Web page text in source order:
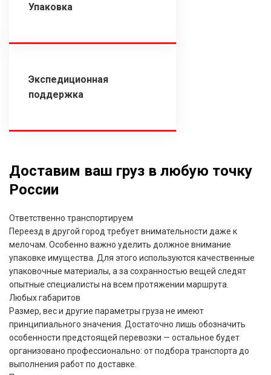
Упаковка
Экспедиционная
поддержка
Доставим ваш груз в любую точку
России
Ответственно транспортируем
Переезд в другой город требует внимательности даже к
мелочам. Особенно важно уделить должное внимание
упаковке имущества. Для этого используются качественные
упаковочные материалы, а за сохранностью вещей следят
опытные специалисты на всем протяжении маршрута.
Любых габаритов
Размер, вес и другие параметры груза не имеют
принципиального значения. Достаточно лишь обозначить
особенности предстоящей перевозки — остальное будет
организовано профессионально: от подбора транспорта до
выполнения работ по доставке.